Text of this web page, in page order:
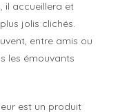
il accueillera et
jolis clichés.
entre amis ou
les émouvants
est un produit